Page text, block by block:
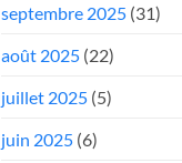
septembre 2025(31)
août 2025(22)
juillet 2025(5)
juin 2025(6)